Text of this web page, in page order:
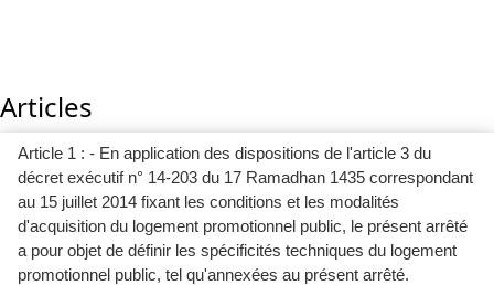
Articles
Article 1 : - En application des dispositions de l'article 3 du
décret exécutif n° 14-203 du 17 Ramadhan 1435 correspondant
au 15 juillet 2014 fixant les conditions et les modalités
d'acquisition du logement promotionnel public, le présent arrêté
a pour objet de définir les spécificités techniques du logement
promotionnel public, tel qu'annexées au présent arrêté.